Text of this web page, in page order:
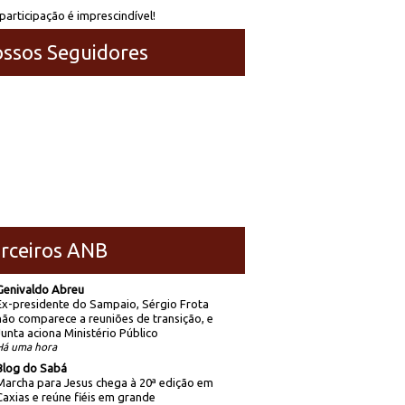
é imprescindível!
Seguidores
ANB
Abreu
presidente do Sampaio, Sérgio Frota
comparece a reuniões de transição, e
aciona Ministério Público
uma hora
do Sabá
para Jesus chega à 20ª edição em
e reúne fiéis em grande